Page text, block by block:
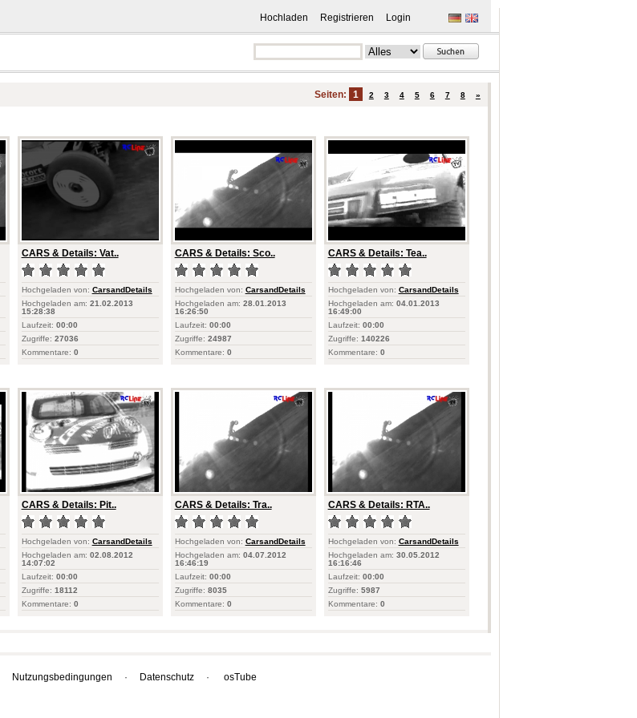
Hochladen Registrieren Login
Seiten: 1 2 3 4 5 6 7 8 »
CARS & Details: Vat..
Hochgeladen von: CarsandDetails
Hochgeladen am: 21.02.2013
15:28:38
Laufzeit: 00:00
Zugriffe: 27036
Kommentare: 0
CARS & Details: Sco..
Hochgeladen von: CarsandDetails
Hochgeladen am: 28.01.2013
16:26:50
Laufzeit: 00:00
Zugriffe: 24987
Kommentare: 0
CARS & Details: Tea..
Hochgeladen von: CarsandDetails
Hochgeladen am: 04.01.2013
16:49:00
Laufzeit: 00:00
Zugriffe: 140226
Kommentare: 0
CARS & Details: Pit..
Hochgeladen von: CarsandDetails
Hochgeladen am: 02.08.2012
14:07:02
Laufzeit: 00:00
Zugriffe: 18112
Kommentare: 0
CARS & Details: Tra..
Hochgeladen von: CarsandDetails
Hochgeladen am: 04.07.2012
16:46:19
Laufzeit: 00:00
Zugriffe: 8035
Kommentare: 0
CARS & Details: RTA..
Hochgeladen von: CarsandDetails
Hochgeladen am: 30.05.2012
16:16:46
Laufzeit: 00:00
Zugriffe: 5987
Kommentare: 0
Nutzungsbedingungen · Datenschutz · osTube